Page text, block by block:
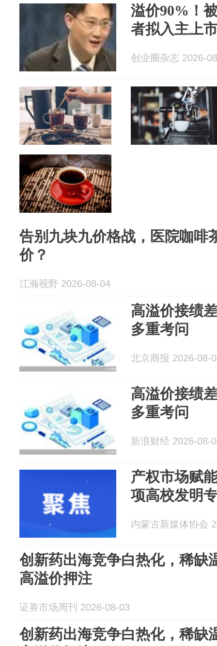
溢价90%！
者拟入主上
创业圈杂志 2026-
告别九块九价格战，医院咖啡
价？
江瀚视野 2026-08-04
高溢价接绩
多重考问
北京商报 2026-08-
高溢价接绩
多重考问
新浪财经 2026-08-
产权市场赋
项高校发明
内蒙古新媒体协会
创新药出海竞争白热化，稀缺
高溢价押注
证券市场周刊 2026-08-03
创新药出海竞争白热化，稀缺